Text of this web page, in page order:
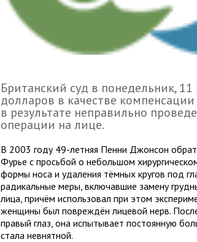
Британский суд в понедельник,
долларов в качестве
в результате неправильно
операции на лице.
В 2003 году 49-летняя Пенни Джонсон
Фурье с просьбой о небольшом
формы носа и удаления тёмных кругов под
радикальные меры, включавшие замену
лица, причём использовал при этом
женщины был повреждён лицевой нерв.
правый глаз, она испытывает постоянную
стала невнятной.